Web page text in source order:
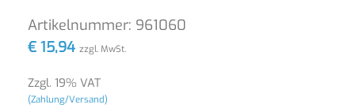
Artikelnummer: 961060
€ 15,94 zzgl. MwSt.
Zzgl. 19% VAT
(Zahlung/Versand)